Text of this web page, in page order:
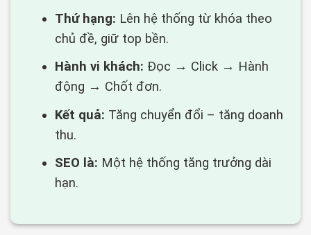
Thứ hạng: Lên hệ thống từ khóa theo
chủ đề, giữ top bền.
Hành vi khách: Đọc → Click → Hành
động → Chốt đơn.
Kết quả: Tăng chuyển đổi – tăng doanh
thu.
SEO là: Một hệ thống tăng trưởng dài
hạn.